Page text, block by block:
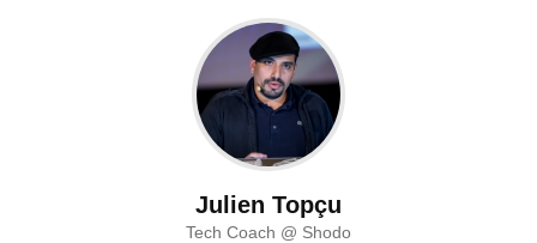
Julien Topçu
Tech Coach @ Shodo